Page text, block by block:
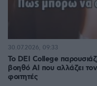
Το DEI College
βοηθό AI που αλλάζει
φοιτητές
30.07.2026, 09:33